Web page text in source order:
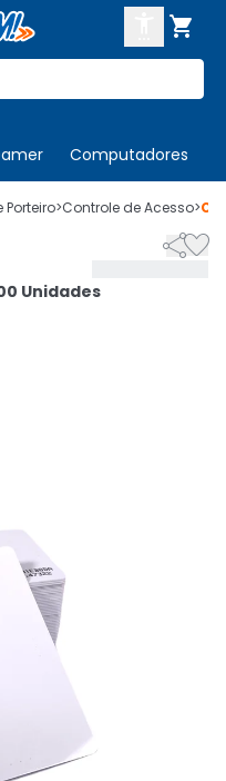

Computadores
SE
Porteiro>Controle de Acesso>

Unidades